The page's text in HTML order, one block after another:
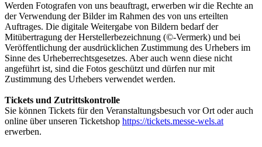
Werden Fotografen von uns beauftragt, erwerben wir die Rechte an
der Verwendung der Bilder im Rahmen des von uns erteilten
Auftrages. Die digitale Weitergabe von Bildern bedarf der
Mitübertragung der Herstellerbezeichnung (©-Vermerk) und bei
Veröffentlichung der ausdrücklichen Zustimmung des Urhebers im
Sinne des Urheberrechtsgesetzes. Aber auch wenn diese nicht
angeführt ist, sind die Fotos geschützt und dürfen nur mit
Zustimmung des Urhebers verwendet werden.
Tickets und Zutrittskontrolle
Sie können Tickets für den Veranstaltungsbesuch vor Ort oder auch
online über unseren Ticketshop https://tickets.messe-wels.at
erwerben.